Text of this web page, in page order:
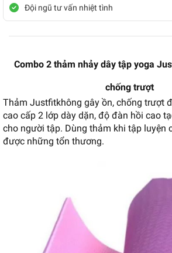
Đội ngũ tư vấn nhiệt tình
Combo 2 thảm nhảy dây tập yoga
chống trượt
Thảm Justfitkhông gây ồn, chống trượt
cao cấp 2 lớp dày dặn, độ đàn hồi cao
cho người tập. Dùng thảm khi tập luyện
được những tổn thương.